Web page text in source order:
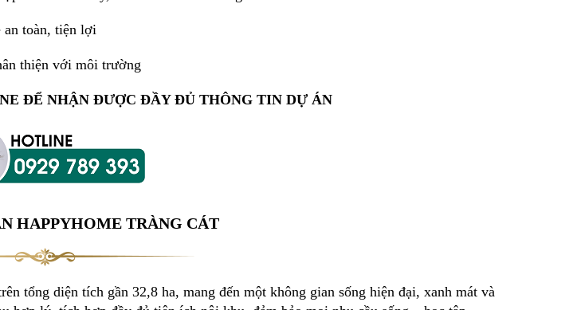
an toàn, tiện lợi
thiện với môi trường
ĐỂ NHẬN ĐƯỢC ĐẦY ĐỦ THÔNG TIN DỰ ÁN
HAPPYHOME TRÀNG CÁT
tổng diện tích gần 32,8 ha, mang đến một không gian sống hiện đại, xanh mát và